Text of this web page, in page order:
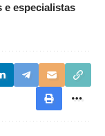
e especialistas